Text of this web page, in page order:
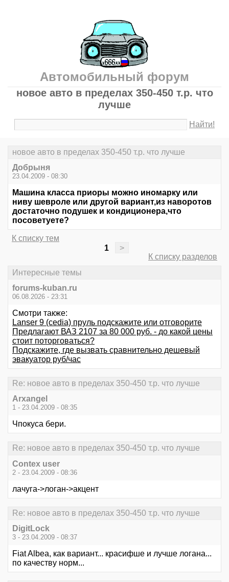
Автомобильный форум
новое авто в пределах 350-450 т.р. что
лучше
Найти!
новое авто в пределах 350-450 т.р. что лучше
Добрыня
23.04.2009 - 08:30
Машина класса приоры можно иномарку или
ниву шевроле или другой вариант,из наворотов
достаточно подушек и кондиционера,что
посоветуете?
К списку тем
1
>
К списку разделов
Интересные темы
forums-kuban.ru
06.08.2026 - 23:31
Смотри также:
Lanser 9 (cedia) пруль подскажите или отговорите
Предлагают ВАЗ 2107 за 80 000 руб. - до какой цены
стоит поторговаться?
Подскажите, где вызвать сравнительно дешевый
эвакуатор руб/час
Re: новое авто в пределах 350-450 т.р. что лучше
Arxangel
1 - 23.04.2009 - 08:35
Чпокуса бери.
Re: новое авто в пределах 350-450 т.р. что лучше
Contex user
2 - 23.04.2009 - 08:36
лачуга->логан->акцент
Re: новое авто в пределах 350-450 т.р. что лучше
DigitLock
3 - 23.04.2009 - 08:37
Fiat Albea, как вариант... красифше и лучше логана...
по качеству норм...